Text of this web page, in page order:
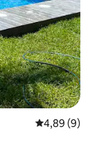
Priemerné
4,89 (9)